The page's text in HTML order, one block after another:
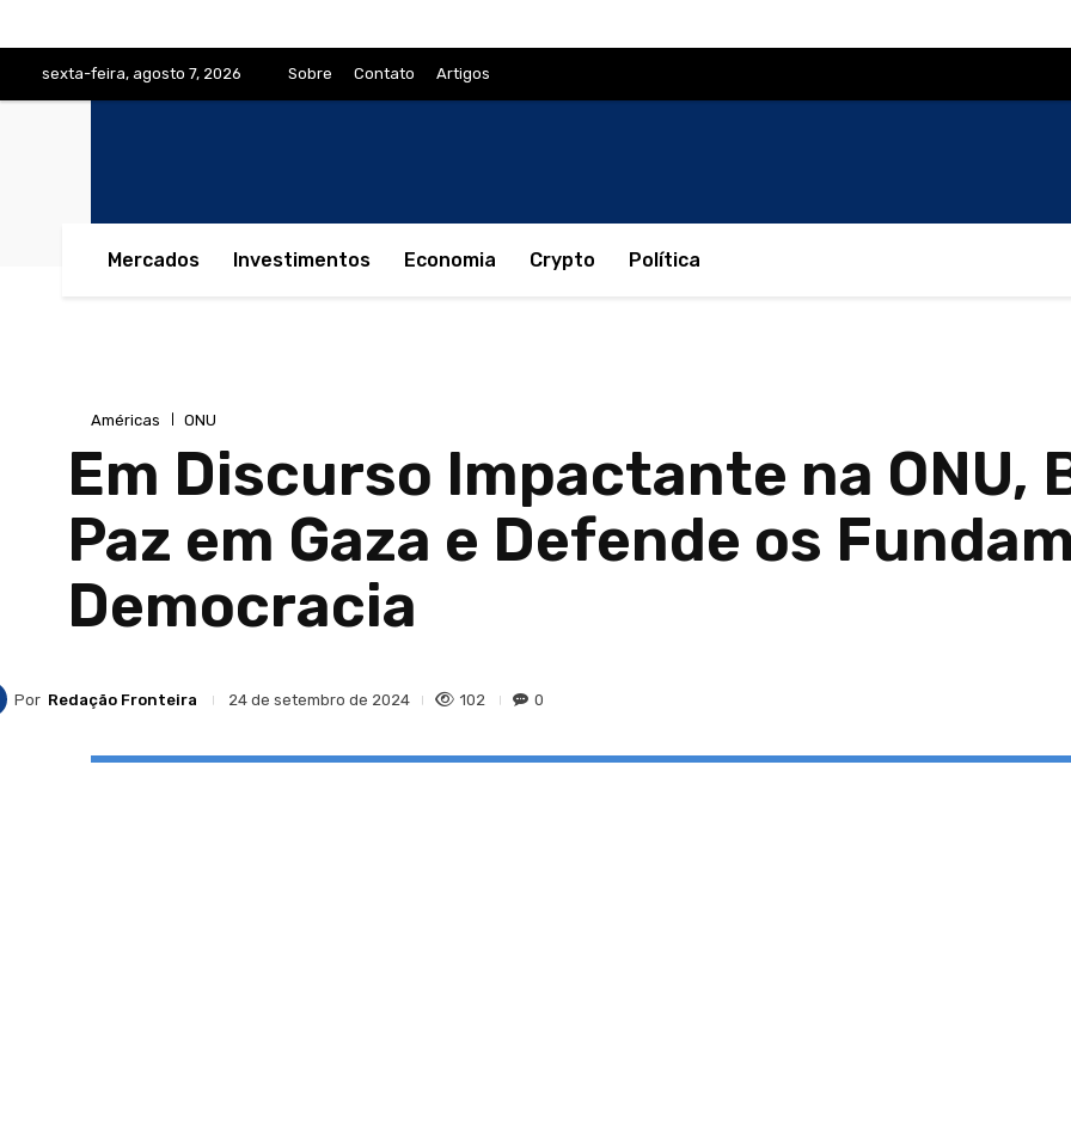
sexta-feira, agosto 7, 2026 Sobre Contato Artigos
Mercados Investimentos Economia Crypto Política
Américas ONU
Em Discurso Impactante na ONU,
Paz em Gaza e Defende os
Democracia
Por Redação Fronteira 24 de setembro de 2024 102 0